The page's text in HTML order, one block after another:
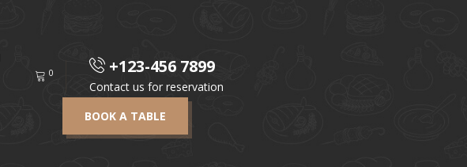
0 +123-456 7899
Contact us for reservation
BOOK A TABLE